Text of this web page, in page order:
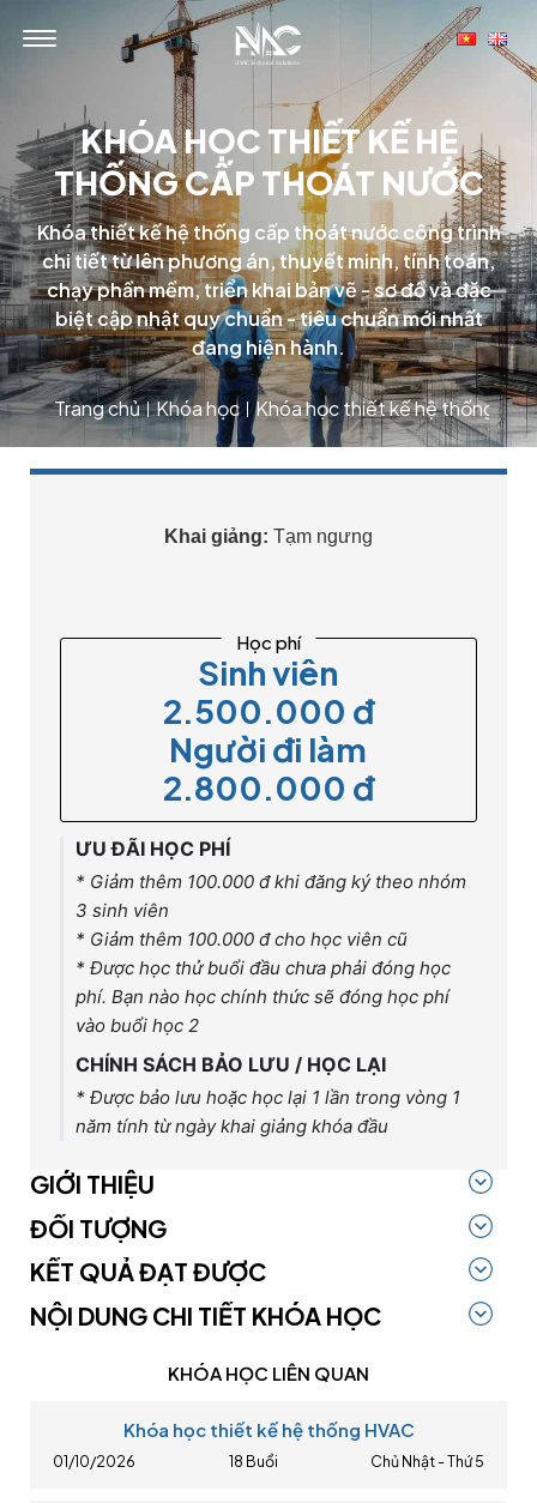
KHÓA HỌC THIẾT KẾ HỆ
THỐNG CẤP THOÁT NƯỚC
Khóa thiết kế hệ thống cấp thoát nước công trình
chi tiết từ lên phương án, thuyết minh, tính toán,
chạy phần mềm, triển khai bản vẽ - sơ đồ và đặc
biệt cập nhật quy chuẩn - tiêu chuẩn mới nhất
đang hiện hành.
Trang chủ | Khóa học | Khóa học thiết kế hệ thống
GIỚI THIỆU
ĐỐI TƯỢNG
KẾT QUẢ ĐẠT ĐƯỢC
NỘI DUNG CHI TIẾT KHÓA HỌC
KHÓA HỌC LIÊN QUAN
Khóa học thiết kế hệ thống HVAC
01/10/2026 18 Buổi Chủ Nhật - Thứ 5
Khai giảng: Tạm ngưng
Học phí
Sinh viên
2.500.000 đ
Người đi làm
2.800.000 đ
ƯU ĐÃI HỌC PHÍ
* Giảm thêm 100.000 đ khi đăng ký theo nhóm
3 sinh viên
* Giảm thêm 100.000 đ cho học viên cũ
* Được học thử buổi đầu chưa phải đóng học
phí. Bạn nào học chính thức sẽ đóng học phí
vào buổi học 2
CHÍNH SÁCH BẢO LƯU / HỌC LẠI
* Được bảo lưu hoặc học lại 1 lần trong vòng 1
năm tính từ ngày khai giảng khóa đầu